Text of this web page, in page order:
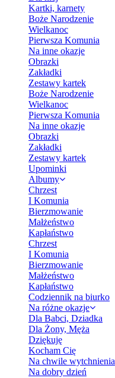
Kartki, karnety
Boże Narodzenie
Wielkanoc
Pierwsza Komunia
Na inne okazje
Obrazki
Zakładki
Zestawy kartek
Boże Narodzenie
Wielkanoc
Pierwsza Komunia
Na inne okazje
Obrazki
Zakładki
Zestawy kartek
Upominki
Albumy
Chrzest
I Komunia
Bierzmowanie
Małżeństwo
Kapłaństwo
Chrzest
I Komunia
Bierzmowanie
Małżeństwo
Kapłaństwo
Codziennik na biurko
Na różne okazje
Dla Babci, Dziadka
Dla Żony, Męża
Dziękuję
Kocham Cię
Na chwile wytchnienia
Na dobry dzień